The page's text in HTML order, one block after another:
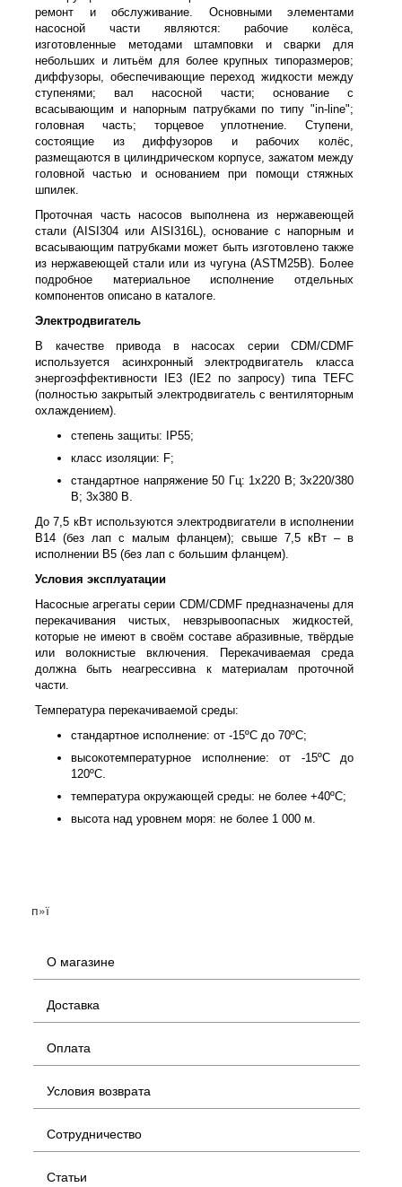
ремонт и обслуживание. Основными элементами
насосной части являются: рабочие колёса,
изготовленные методами штамповки и сварки для
небольших и литьём для более крупных типоразмеров;
диффузоры, обеспечивающие переход жидкости между
ступенями; вал насосной части; основание с
всасывающим и напорным патрубками по типу "in-line";
головная часть; торцевое уплотнение. Ступени,
состоящие из диффузоров и рабочих колёс,
размещаются в цилиндрическом корпусе, зажатом между
головной частью и основанием при помощи стяжных
шпилек.
Проточная часть насосов выполнена из нержавеющей
стали (AISI304 или AISI316L), основание с напорным и
всасывающим патрубками может быть изготовлено также
из нержавеющей стали или из чугуна (ASTM25B). Более
подробное материальное исполнение отдельных
компонентов описано в каталоге.
Электродвигатель
В качестве привода в насосах серии CDM/CDMF
используется асинхронный электродвигатель класса
энергоэффективности IE3 (IE2 по запросу) типа TEFC
(полностью закрытый электродвигатель с вентиляторным
охлаждением).
степень защиты: IP55;
класс изоляции: F;
стандартное напряжение 50 Гц: 1х220 В; 3x220/380
В; 3x380 В.
До 7,5 кВт используются электродвигатели в исполнении
B14 (без лап с малым фланцем); свыше 7,5 кВт – в
исполнении B5 (без лап с большим фланцем).
Условия эксплуатации
Насосные агрегаты серии CDM/CDMF предназначены для
перекачивания чистых, невзрывоопасных жидкостей,
которые не имеют в своём составе абразивные, твёрдые
или волокнистые включения. Перекачиваемая среда
должна быть неагрессивна к материалам проточной
части.
Температура перекачиваемой среды:
стандартное исполнение: от -15ºС до 70ºС;
высокотемпературное исполнение: от -15ºС до
120ºС.
температура окружающей среды: не более +40ºС;
высота над уровнем моря: не более 1 000 м.
п»ї
О магазине
Доставка
Оплата
Условия возврата
Сотрудничество
Статьи